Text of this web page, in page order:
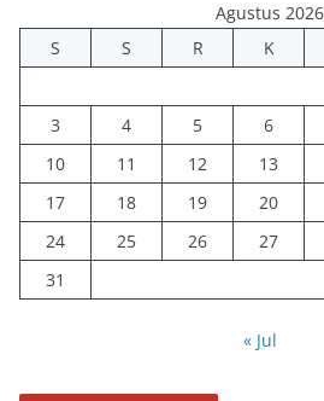
Agustus 2026
S
S R K
3
4 5 6
10
11 12 13
17
18 19 20
24
25 26 27
31
« Jul